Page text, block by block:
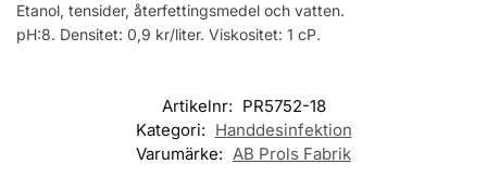
Etanol, tensider, återfettingsmedel och vatten.
pH:8. Densitet: 0,9 kr/liter. Viskositet: 1 cP.
Artikelnr: PR5752-18
Kategori: Handdesinfektion
Varumärke: AB Prols Fabrik